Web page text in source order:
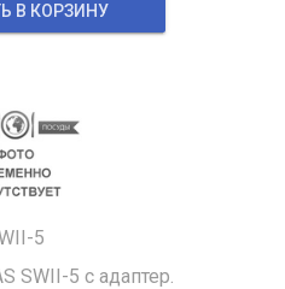
В КОРЗИНУ
5
SWII-5 с адаптер.